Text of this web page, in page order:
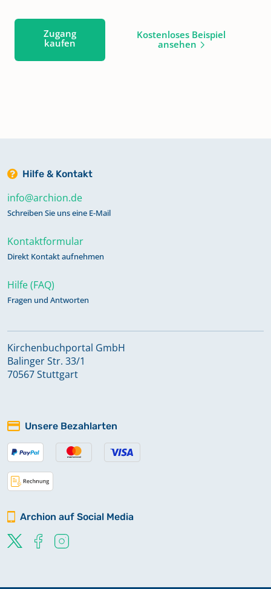
Zugang
kaufen
Kostenloses Beispiel
ansehen
Hilfe & Kontakt
info@archion.de
Schreiben Sie uns eine E-Mail
Kontaktformular
Direkt Kontakt aufnehmen
Hilfe (FAQ)
Fragen und Antworten
Kirchenbuchportal GmbH
Balinger Str. 33/1
70567 Stuttgart
Unsere Bezahlarten
Archion auf Social Media